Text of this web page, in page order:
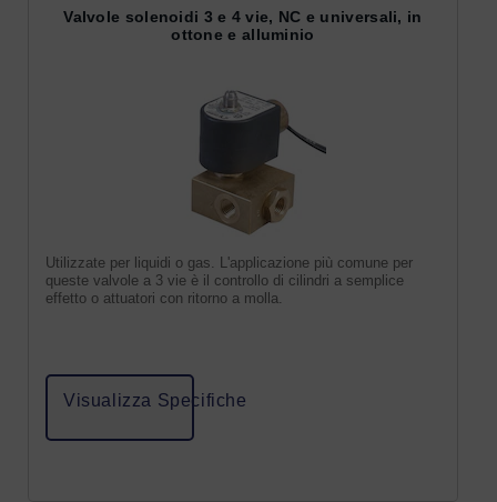
Valvole solenoidi 3 e 4 vie, NC e universali, in
ottone e alluminio
Utilizzate per liquidi o gas. L'applicazione più comune per
queste valvole a 3 vie è il controllo di cilindri a semplice
effetto o attuatori con ritorno a molla.
Visualizza Specifiche